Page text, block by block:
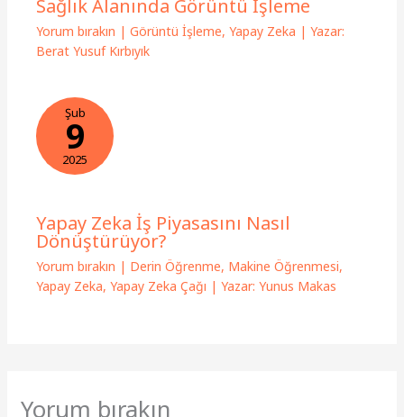
Sağlık Alanında Görüntü İşleme
Yorum bırakın |Görüntü İşleme,Yapay Zeka | Yazar:
Berat Yusuf Kırbıyık
Şub
9
2025
Yapay Zeka İş Piyasasını Nasıl
Dönüştürüyor?
Yorum bırakın | Derin Öğrenme, Makine Öğrenmesi,
Yapay Zeka,Yapay Zeka Çağı | Yazar: Yunus Makas
Yorum bırakın